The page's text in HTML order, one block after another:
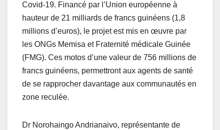
Covid-19. Financé par l’Union européenne à
hauteur de 21 milliards de francs guinéens (1,8
millions d’euros), le projet est mis en œuvre par
les ONGs Memisa et Fraternité médicale Guinée
(FMG). Ces motos d’une valeur de 756 millions de
francs guinéens, permettront aux agents de santé
de se rapprocher davantage aux communautés en
zone reculée.
Dr Norohaingo Andrianaivo, représentante de